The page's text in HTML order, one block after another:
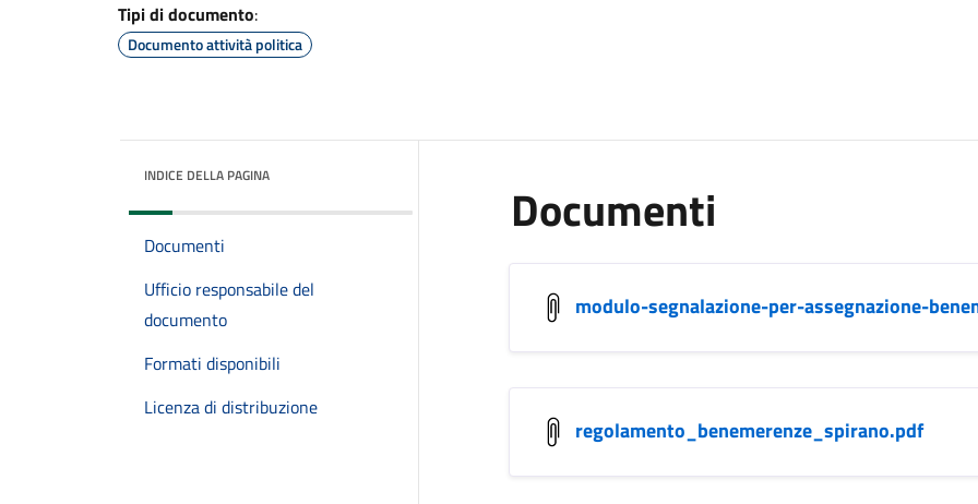
Tipi di documento:
Documento attività politica
INDICE DELLA PAGINA
Documenti
Ufficio responsabile del
documento
Formati disponibili
Licenza di distribuzione
Documenti
modulo-segnalazione-per-assegnazione-
regolamento_benemerenze_spirano.pdf